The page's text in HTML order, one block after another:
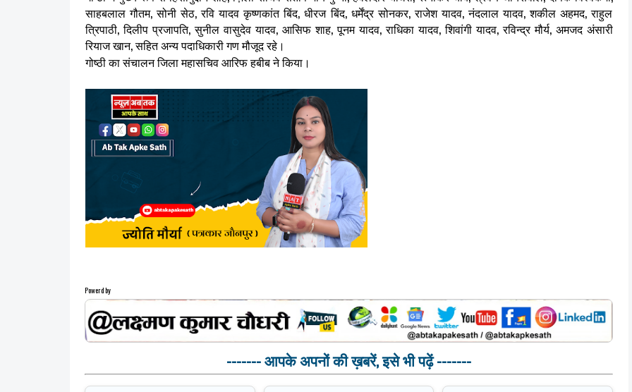
साहबलाल गौतम, सोनी सेठ, रवि यादव कृष्णकांत बिंद, धीरज बिंद, धर्मेंद्र सोनकर, राजेश यादव, नंदलाल यादव, शकील अहमद, राहुल
त्रिपाठी, दिलीप प्रजापति, सुनील वासुदेव यादव, आसिफ शाह, पूनम यादव, राधिका यादव, शिवांगी यादव, रविन्द्र मौर्य, अमजद अंसारी
रियाज खान, सहित अन्य पदाधिकारी गण मौजूद रहे।
गोष्ठी का संचालन जिला महासचिव आरिफ हबीब ने किया।
Powerd by
------- आपके अपनों की ख़बरें, इसे भी पढ़ें -------